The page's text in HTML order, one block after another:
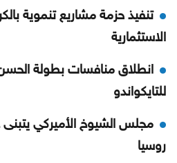
تنفيذ حزمة مشاريع تنموية
الاستثمارية
انطلاق منافسات بطولة الحسن
للتايكواندو
مجلس الشيوخ الأميركي
روسيا